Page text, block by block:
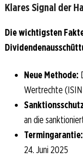
Klares Signal der
Die wichtigsten
Neue Methode:
Wertrechte
an die
Termingarantie:
24. Juni 2025